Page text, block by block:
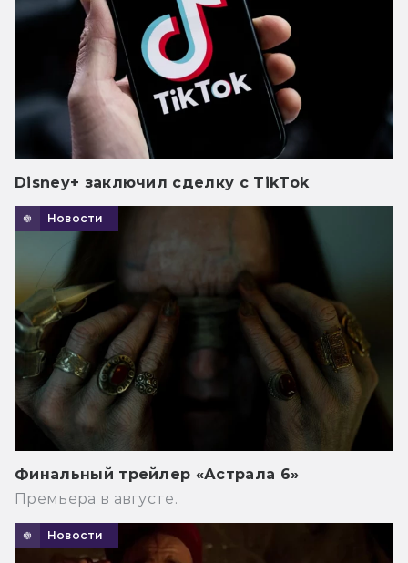
Disney+ заключил сделку с TikTok
Новости
Финальный трейлер «Астрала 6»
Премьера в августе.
Новости